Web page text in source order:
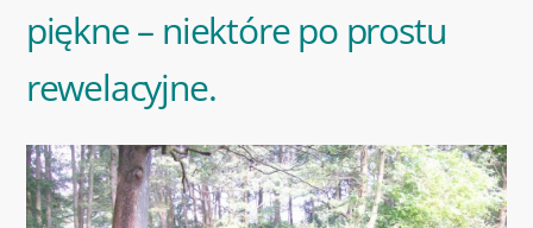
piękne – niektóre po prostu
rewelacyjne.